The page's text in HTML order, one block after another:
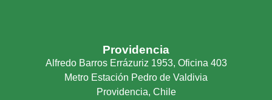
Providencia
Alfredo Barros Errázuriz 1953, Oficina 403
Metro Estación Pedro de Valdivia
Providencia, Chile